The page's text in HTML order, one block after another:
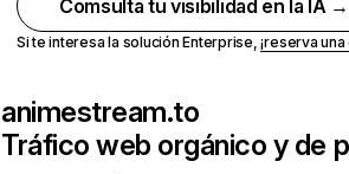
Comsulta tu visibilidad en la IA →
Si te interesa la solución Enterprise,¡reserva
animestream.to
Tráfico web orgánico y de